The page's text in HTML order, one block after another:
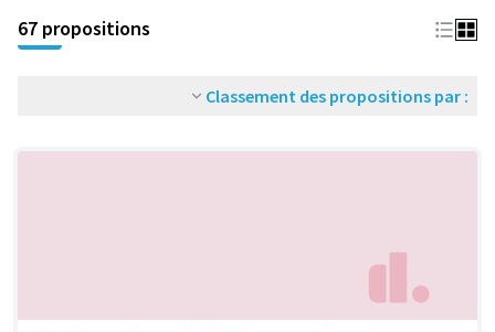
67 propositions
Classement des propositions par :